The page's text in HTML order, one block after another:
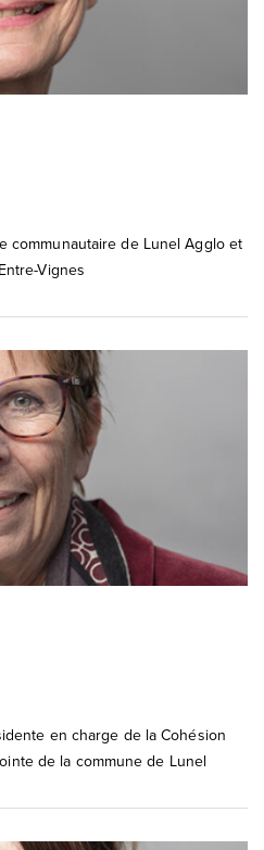
communautaire de Lunel Agglo et
Vignes
en charge de la Cohésion
de la commune de Lunel